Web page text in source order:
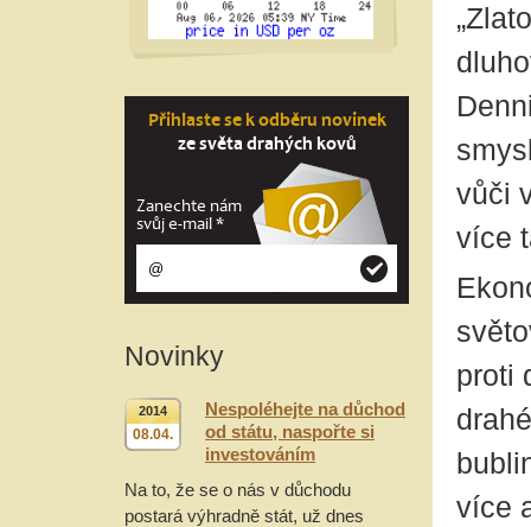
Přihlaste se k odběru novinek
ze světa drahých kovů
Zanechte nám
svůj e-mail*
Novinky
08.04.
2014
Nespoléhejte na důchod
od státu, naspořte si
investováním
Na to, že se o nás v důchodu
postará výhradně stát, už dnes
vůči
více
proti
více